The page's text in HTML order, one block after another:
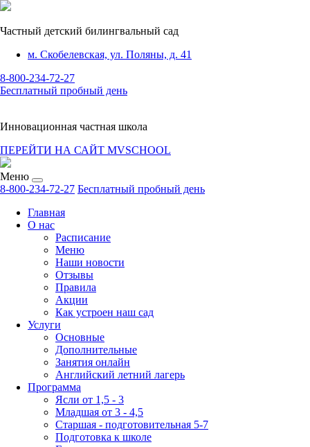
Частный детский билингвальный сад
м. Скобелевская, ул. Поляны, д. 41
8-800-234-72-27
Бесплатный пробный день
Инновационная частная школа
ПЕРЕЙТИ НА САЙТ MVSCHOOL
Меню
8-800-234-72-27 Бесплатный пробный день
Главная
О нас
Расписание
Меню
Наши новости
Отзывы
Правила
Акции
Как устроен наш сад
Услуги
Основные
Дополнительные
Занятия онлайн
Английский летний лагерь
Программа
Ясли от 1,5 - 3
Младшая от 3 - 4,5
Старшая - подготовительная 5-7
Подготовка к школе